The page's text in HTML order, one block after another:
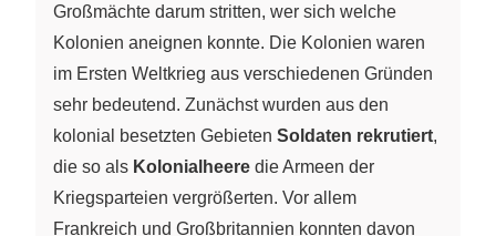
Großmächte darum stritten, wer sich welche
Kolonien aneignen konnte. Die Kolonien waren
im Ersten Weltkrieg aus verschiedenen Gründen
sehr bedeutend. Zunächst wurden aus den
kolonial besetzten Gebieten Soldaten rekrutiert,
die so als Kolonialheere die Armeen der
Kriegsparteien vergrößerten. Vor allem
Frankreich und Großbritannien konnten davon